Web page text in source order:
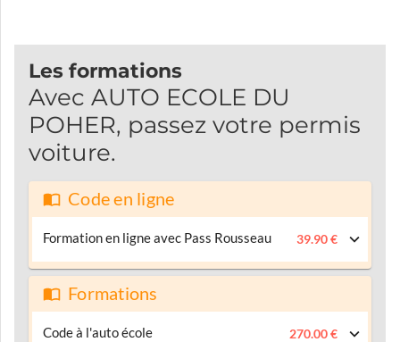
Les formations
Avec AUTO ECOLE DU
POHER, passez votre permis
voiture.
Code en ligne
Formation en ligne avec Pass Rousseau 39.90 €
Formations
Code à l'auto école 270.00 €